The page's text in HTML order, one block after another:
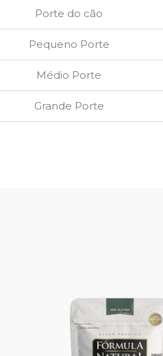
Porte do cão
Pequeno Porte
Médio Porte
Grande Porte